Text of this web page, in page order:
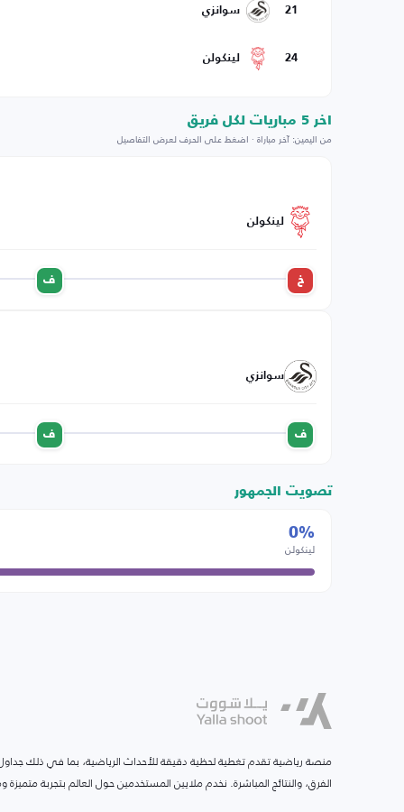
21 سوانزي
24 لينكولن
اخر 5 مباريات لكل فريق
من اليمين: آخر مباراة · اضغط على الحرف لعرض التفاصيل
لينكولن
خ ف
سوانزي
ف ف
تصويت الجمهور
0%
لينكولن
منصة رياضية تقدم تغطية لحظية دقيقة للأحداث الرياضية، بما في ذلك جداول
الفرق، والنتائج المباشرة. نخدم ملايين المستخدمين حول العالم بتجربة